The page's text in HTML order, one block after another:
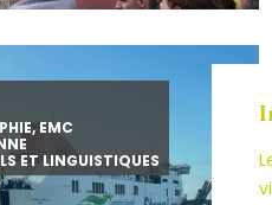
EMC
ET LINGUISTIQUES